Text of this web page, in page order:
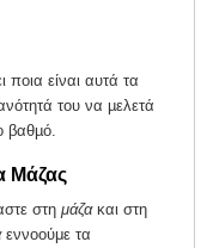
ποια είναι αυτά τα
του να µελετά
βαθµό.
Μάζας
στη μάζακαι στη
εννοούμε τα